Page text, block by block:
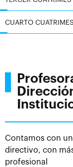
CUARTO
Contamos con
directivo, con
profesional